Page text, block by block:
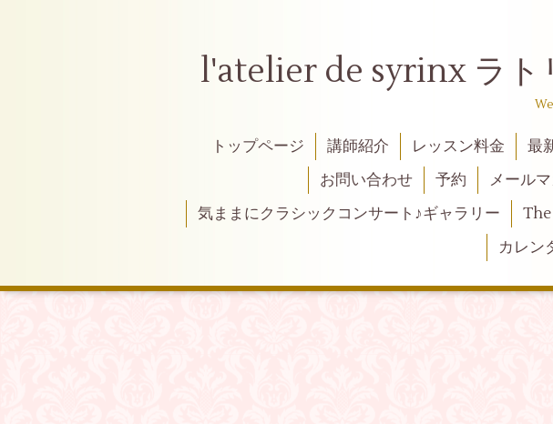
l'atelier de syrinx ラト
トップページ 講師紹介 レッスン料金 最
お問い合わせ
予約 メール
気ままにクラシックコンサート♪ギャラリー
カレン